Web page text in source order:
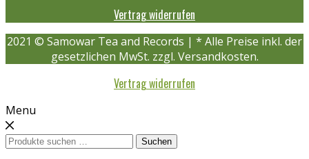
Vertrag widerrufen
2021 © Samowar Tea and Records | * Alle Preise inkl. der
gesetzlichen MwSt. zzgl. Versandkosten.
Vertrag widerrufen
Menu
Suchen
Suchen